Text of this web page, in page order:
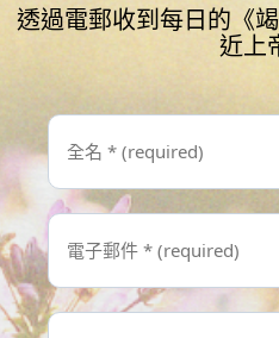
透過電郵收到每日的《
近上